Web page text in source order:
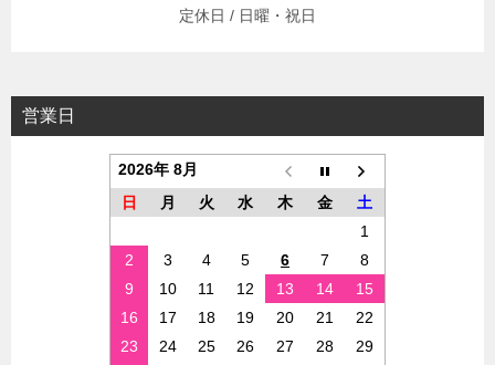
定休日 / 日曜・祝日
営業日
2026年 8月
日
月 火 水 木 金
土
1
2
3 4 5 6 7
8
9
10 11 12 13 14
15
16
17 18 19 20 21
22
23
24 25 26 27 28
29